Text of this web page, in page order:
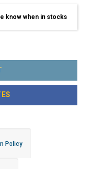
know when in stocks
Policy